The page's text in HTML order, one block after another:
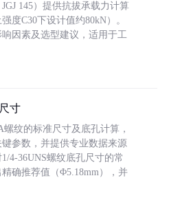
145）提供抗拔承载力计算
度C30下设计值约80kN）。
因素及选型建议，适用于工
寸
纹的标准尺寸及底孔计算，
参数，并提供专业数据来源
4-36UNS螺纹底孔尺寸的常
确推荐值（Φ5.18mm），并